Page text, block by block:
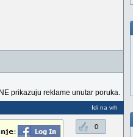
prikazuju reklame unutar poruka.
Idi na vrh
0